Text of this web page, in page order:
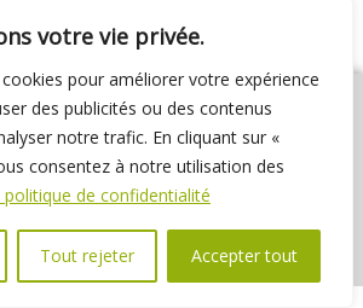
votre vie privée.
pour améliorer votre expérience
des publicités ou des contenus
notre trafic. En cliquant sur «
consentez à notre utilisation des
de confidentialité
Tout rejeter Accepter tout
01 69 31 37 31
Nous contacter
Marchés publics Délibérations